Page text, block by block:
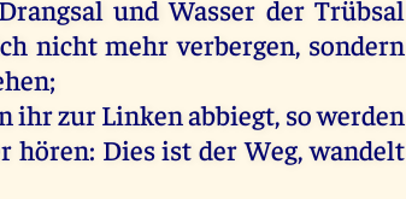
Drangsal und Wasser der Trübsal
nicht mehr verbergen, sondern
;
ihrzurLinkenabbiegt, sowerden
hören: Diesist der Weg,wandelt